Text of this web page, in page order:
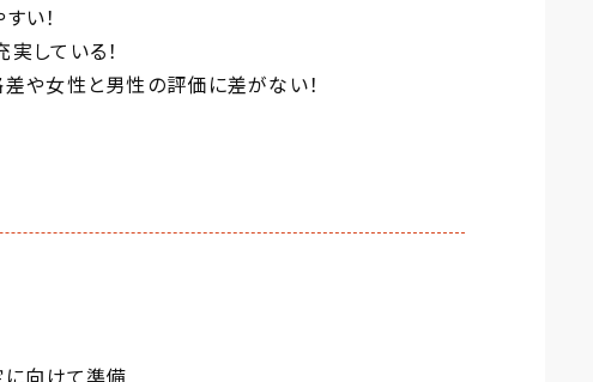
い！
している！
や女性と男性の評価に差がない！